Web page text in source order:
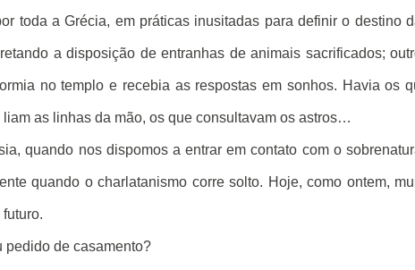
toda a Grécia, em práticas inusitadas para definir o destino
a disposição de entranhas de animais sacrificados;
no templo e recebia as respostas em sonhos. Havia os
as linhas da mão, os que consultavam os astros…
quando nos dispomos a entrar em contato com o
quando o charlatanismo corre solto. Hoje, como ontem,
pedido de casamento?